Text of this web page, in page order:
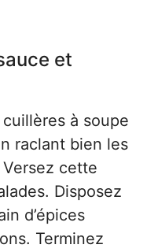
et
à soupe
raclant bien les
cette
Disposez
d’épices
Terminez